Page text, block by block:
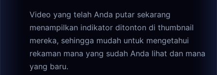
Video yang telah Anda putar sekarang
menampilkan indikator ditonton di thumbnail
mereka, sehingga mudah untuk mengetahui
rekaman mana yang sudah Anda lihat dan mana
yang baru.